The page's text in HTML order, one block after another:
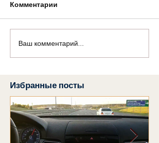
Комментарии
Ваш комментарий...
Избранные посты